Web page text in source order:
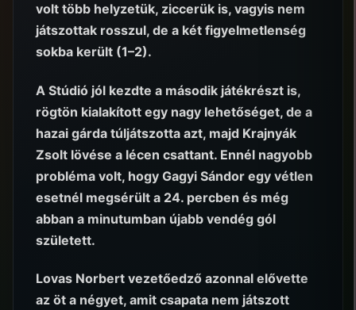
volt több helyzetük, ziccerük is, vagyis nem
játszottak rosszul, de a két figyelmetlenség
sokba került (1–2).
A Stúdió jól kezdte a második játékrészt is,
rögtön kialakított egy nagy lehetőséget, de a
hazai gárda túljátszotta azt, majd Krajnyák
Zsolt lövése a lécen csattant. Ennél nagyobb
probléma volt, hogy Gagyi Sándor egy vétlen
esetnél megsérült a 24. percben és még
abban a minutumban újabb vendég gól
született.
Lovas Norbert vezetőedző azonnal elővette
az öt a négyet, amit csapata nem játszott